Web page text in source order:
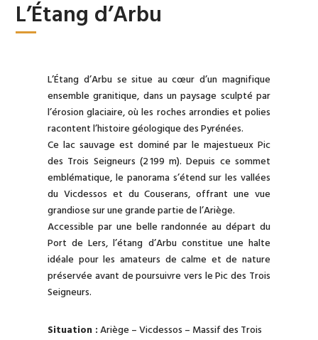
L’Étang d’Arbu
L’Étang d’Arbu se situe au cœur d’un magnifique
ensemble granitique, dans un paysage sculpté par
l’érosion glaciaire, où les roches arrondies et polies
racontent l’histoire géologique des Pyrénées.
Ce lac sauvage est dominé par le majestueux Pic
des Trois Seigneurs (2 199 m). Depuis ce sommet
emblématique, le panorama s’étend sur les vallées
du Vicdessos et du Couserans, offrant une vue
grandiose sur une grande partie de l’Ariège.
Accessible par une belle randonnée au départ du
Port de Lers, l’étang d’Arbu constitue une halte
idéale pour les amateurs de calme et de nature
préservée avant de poursuivre vers le Pic des Trois
Seigneurs.
Situation : Ariège – Vicdessos – Massif des Trois